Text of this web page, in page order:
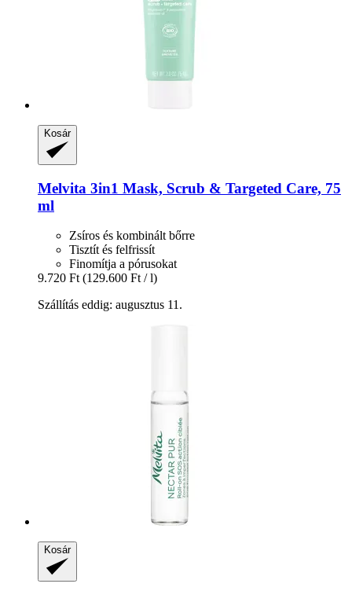
Kosár
Melvita 3in1 Mask, Scrub & Targeted Care, 75
ml
Zsíros és kombinált bőrre
Tisztít és felfrissít
Finomítja a pórusokat
9.720 Ft (129.600 Ft / l)
Szállítás eddig: augusztus 11.
Kosár